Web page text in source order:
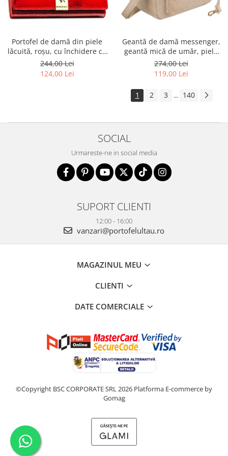
Portofel de damă din piele
lăcuită, roșu, cu închidere cu
capsă - Rovicky PTR-RH-22-1-
RS RED
244,00 Lei
124,00 Lei
Geantă de damă messenger,
geantă mică de umăr, piele
ecologică, geantă bej cu
fermoar la modă - Peterson
PTR-PTN MX02-P-7717-D.BE
274,00 Lei
119,00 Lei
1 2 3 ... 140
SOCIAL
Urmareste-ne in social media
SUPORT CLIENTI
12:00 - 16:00
vanzari@portofelultau.ro
MAGAZINUL MEU
CLIENTI
DATE COMERCIALE
©Copyright BSC CORPORATE SRL 2026 Platforma E-commerce by
Gomag